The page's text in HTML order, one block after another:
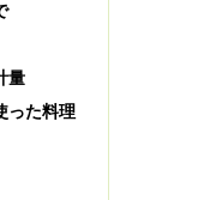
量
った料理